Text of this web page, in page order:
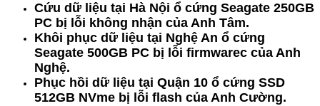
Cứu dữ liệu tại Hà Nội ổ cứng Seagate 250GB
PC bị lỗi không nhận của Anh Tâm.
Khôi phục dữ liệu tại Nghệ An ổ cứng
Seagate 500GB PC bị lỗi firmwarec của Anh
Nghệ.
Phục hồi dữ liệu tại Quận 10 ổ cứng SSD
512GB NVme bị lỗi flash của Anh Cường.